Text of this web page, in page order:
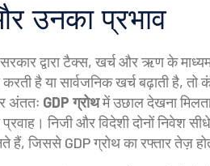
उनका प्रभाव
सरकार द्वारा टैक्स, खर्च और ऋण के
है या सार्वजनिक खर्च बढ़ाती है,
अंततः GDP ग्रोथमें उछाल देखना
। निजी और विदेशी दोनों निवेश
हैं, जिससे GDP ग्रोथ का रफ्तार तेज़